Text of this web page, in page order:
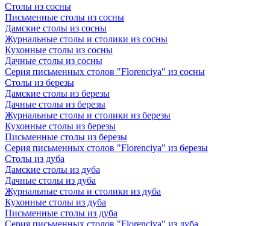
Столы из сосны
Письменные столы из сосны
Дамские столы из сосны
Журнальные столы и столики из сосны
Кухонные столы из сосны
Дачные столы из сосны
Серия письменных столов "Florenciya" из сосны
Столы из березы
Дамские столы из березы
Дачные столы из березы
Журнальные столы и столики из березы
Кухонные столы из березы
Письменные столы из березы
Серия письменных столов "Florenciya" из березы
Столы из дуба
Дамские столы из дуба
Дачные столы из дуба
Журнальные столы и столики из дуба
Кухонные столы из дуба
Письменные столы из дуба
Серия письменных столов "Florenciya" из дуба